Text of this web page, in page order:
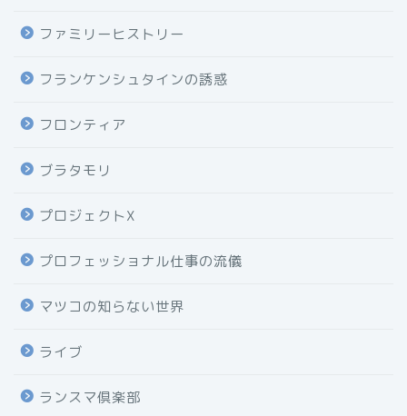
ファミリーヒストリー
フランケンシュタインの誘惑
フロンティア
ブラタモリ
プロジェクトX
プロフェッショナル仕事の流儀
マツコの知らない世界
ライブ
ランスマ倶楽部